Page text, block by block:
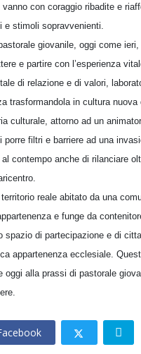
vanno con coraggio ribadite e
e stimoli sopravvenienti.
giovanile, oggi come
e partire con l’esperienza
di relazione e di valori,
trasformandola in cultura
culturale, attorno ad un
porre filtri e barriere ad una
contempo anche di rilanciare
reale abitato da una
e funge da
spazio di partecipazione e di
appartenenza ecclesiale.
oggi alla prassi di pastorale